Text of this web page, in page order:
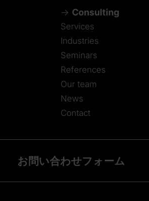
Consulting
Services
Industries
Seminars
References
Our team
News
Contact
お問い合わせフォーム